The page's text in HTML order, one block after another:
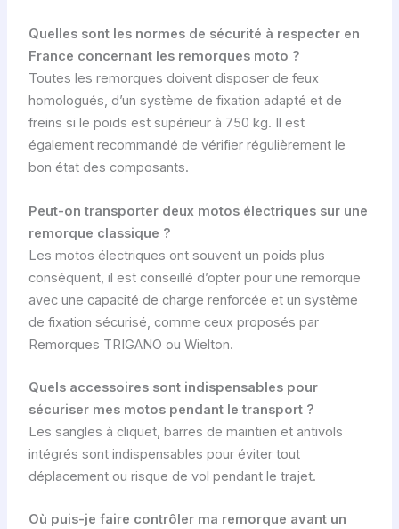
Quelles sont les normes de sécurité à respecter en
France concernant les remorques moto ?
Toutes les remorques doivent disposer de feux
homologués, d’un système de fixation adapté et de
freins si le poids est supérieur à 750 kg. Il est
également recommandé de vérifier régulièrement le
bon état des composants.
Peut-on transporter deux motos électriques sur une
remorque classique ?
Les motos électriques ont souvent un poids plus
conséquent, il est conseillé d’opter pour une remorque
avec une capacité de charge renforcée et un système
de fixation sécurisé, comme ceux proposés par
Remorques TRIGANO ou Wielton.
Quels accessoires sont indispensables pour
sécuriser mes motos pendant le transport ?
Les sangles à cliquet, barres de maintien et antivols
intégrés sont indispensables pour éviter tout
déplacement ou risque de vol pendant le trajet.
Où puis-je faire contrôler ma remorque avant un